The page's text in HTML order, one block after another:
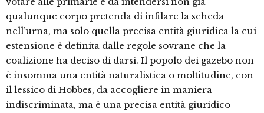
qualunque corpo pretenda di infilare la scheda
nell’urna, ma solo quella precisa entità giuridica la cui
estensione è definita dalle regole sovrane che la
coalizione ha deciso di darsi. Il popolo dei gazebo non
è insomma una entità naturalistica o moltitudine, con
il lessico di Hobbes, da accogliere in maniera
indiscriminata, ma è una precisa entità giuridico-